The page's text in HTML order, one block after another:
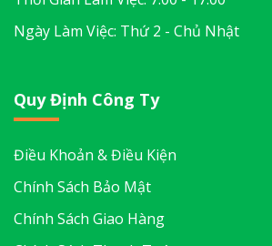
Ngày Làm Việc: Thứ 2 - Chủ Nhật
Quy Định Công Ty
Điều Khoản & Điều Kiện
Chính Sách Bảo Mật
Chính Sách Giao Hàng